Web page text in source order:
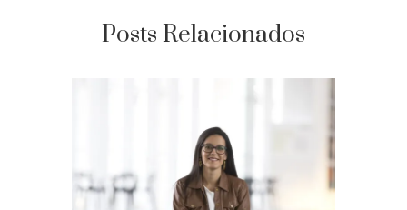
Posts Relacionados